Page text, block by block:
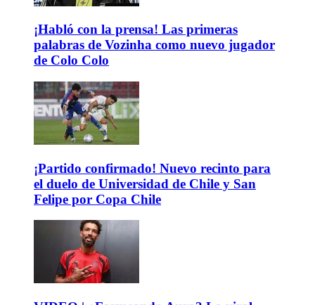
¡Habló con la prensa! Las primeras
palabras de Vozinha como nuevo jugador
de Colo Colo
¡Partido confirmado! Nuevo recinto para
el duelo de Universidad de Chile y San
Felipe por Copa Chile